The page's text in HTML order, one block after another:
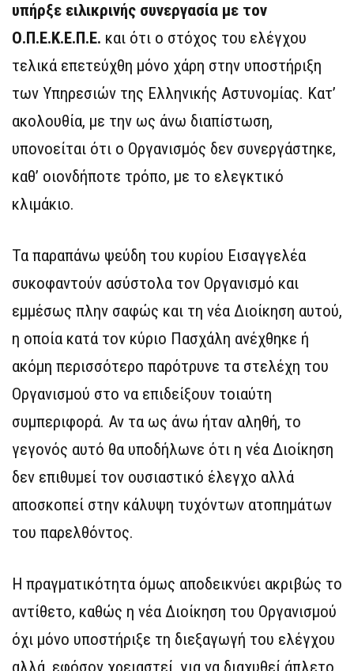
υπήρξε ειλικρινής συνεργασία με τον
Ο.Π.Ε.Κ.Ε.Π.Ε. και ότι ο στόχος του ελέγχου
τελικά επετεύχθη μόνο χάρη στην υποστήριξη
των Υπηρεσιών της Ελληνικής Αστυνομίας. Κατ’
ακολουθία, με την ως άνω διαπίστωση,
υπονοείται ότι ο Οργανισμός δεν συνεργάστηκε,
καθ’ οιονδήποτε τρόπο, με το ελεγκτικό
κλιμάκιο.
Τα παραπάνω ψεύδη του κυρίου Εισαγγελέα
συκοφαντούν ασύστολα τον Οργανισμό και
εμμέσως πλην σαφώς και τη νέα Διοίκηση αυτού,
η οποία κατά τον κύριο Πασχάλη ανέχθηκε ή
ακόμη περισσότερο παρότρυνε τα στελέχη του
Οργανισμού στο να επιδείξουν τοιαύτη
συμπεριφορά. Αν τα ως άνω ήταν αληθή, το
γεγονός αυτό θα υποδήλωνε ότι η νέα Διοίκηση
δεν επιθυμεί τον ουσιαστικό έλεγχο αλλά
αποσκοπεί στην κάλυψη τυχόντων ατοπημάτων
του παρελθόντος.
Η πραγματικότητα όμως αποδεικνύει ακριβώς το
αντίθετο, καθώς η νέα Διοίκηση του Οργανισμού
όχι μόνο υποστήριξε τη διεξαγωγή του ελέγχου